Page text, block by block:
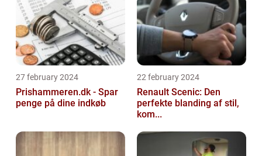
27 february 2024
Prishammeren.dk - Spar
penge på dine indkøb
22 february 2024
Renault Scenic: Den
perfekte blanding af stil,
kom...